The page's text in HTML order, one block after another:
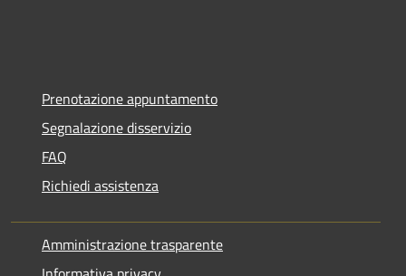
Prenotazione appuntamento
Segnalazione disservizio
FAQ
Richiedi assistenza
Amministrazione trasparente